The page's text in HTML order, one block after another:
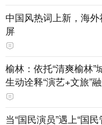
中国风热词上新，海
屏
榆林：依托“清爽榆林”
生动诠释“演艺+文旅”
应
当“国民演员”遇上“国